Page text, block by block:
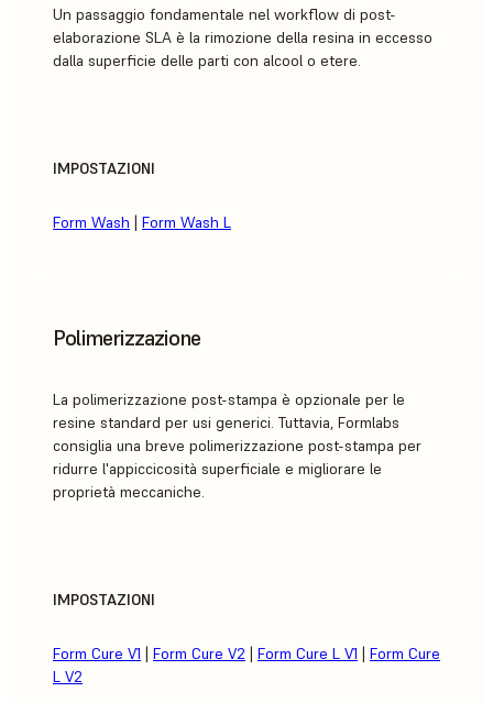
Un passaggio fondamentale nel workflow di post-
elaborazione SLA è la rimozione della resina in eccesso
dalla superficie delle parti con alcool o etere.
IMPOSTAZIONI
Form Wash | Form Wash L
Polimerizzazione
La polimerizzazione post-stampa è opzionale per le
resine standard per usi generici. Tuttavia, Formlabs
consiglia una breve polimerizzazione post-stampa per
ridurre l'appiccicosità superficiale e migliorare le
proprietà meccaniche.
IMPOSTAZIONI
Form Cure V1 | Form Cure V2 | Form Cure L V1 | Form Cure
L V2